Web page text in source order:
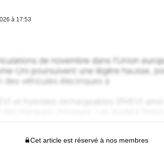
à 17:53
Cet article est réservé à nos membres